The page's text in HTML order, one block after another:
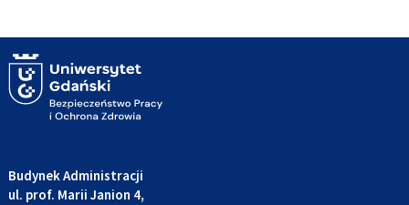
Budynek Administracji
ul. prof. Marii Janion 4,